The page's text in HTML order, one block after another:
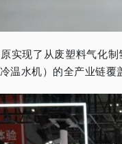
现了从废塑料气化制
温水机）的全产业链覆